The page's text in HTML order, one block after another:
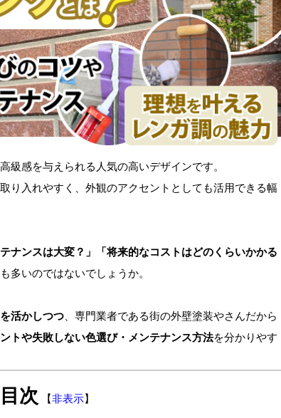
級感を与えられる人気の高いデザインです。
り入れやすく、外観のアクセントとしても活用できる幅
ナンスは大変？」「将来的なコストはどのくらいかかる
多いのではないでしょうか。
活かしつつ、専門業者である街の外壁塗装やさんだから
トや失敗しない色選び・メンテナンス方法を分かりやす
目次 【非表示】